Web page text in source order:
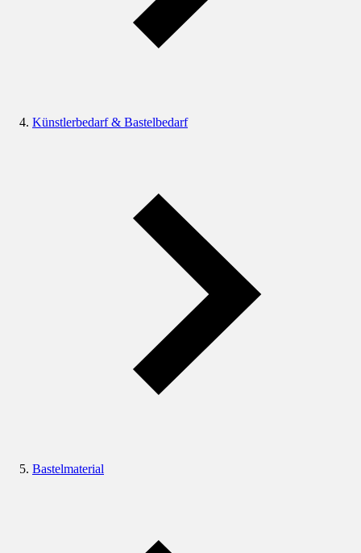
Künstlerbedarf & Bastelbedarf
Bastelmaterial